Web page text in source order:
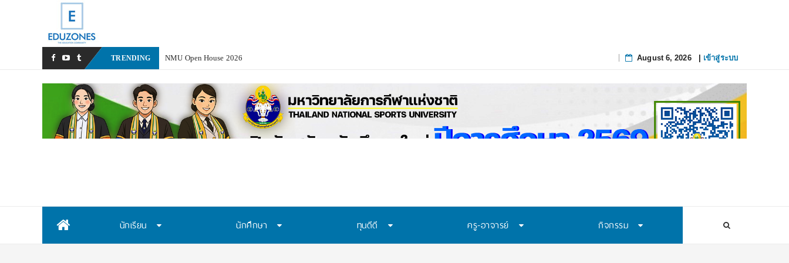
TRENDING August 6, 2026| เข้าสู่ระบบ
นักเรียน นักศึกษา ทุนดีดี ครู-อาจารย์ กิจกรรม